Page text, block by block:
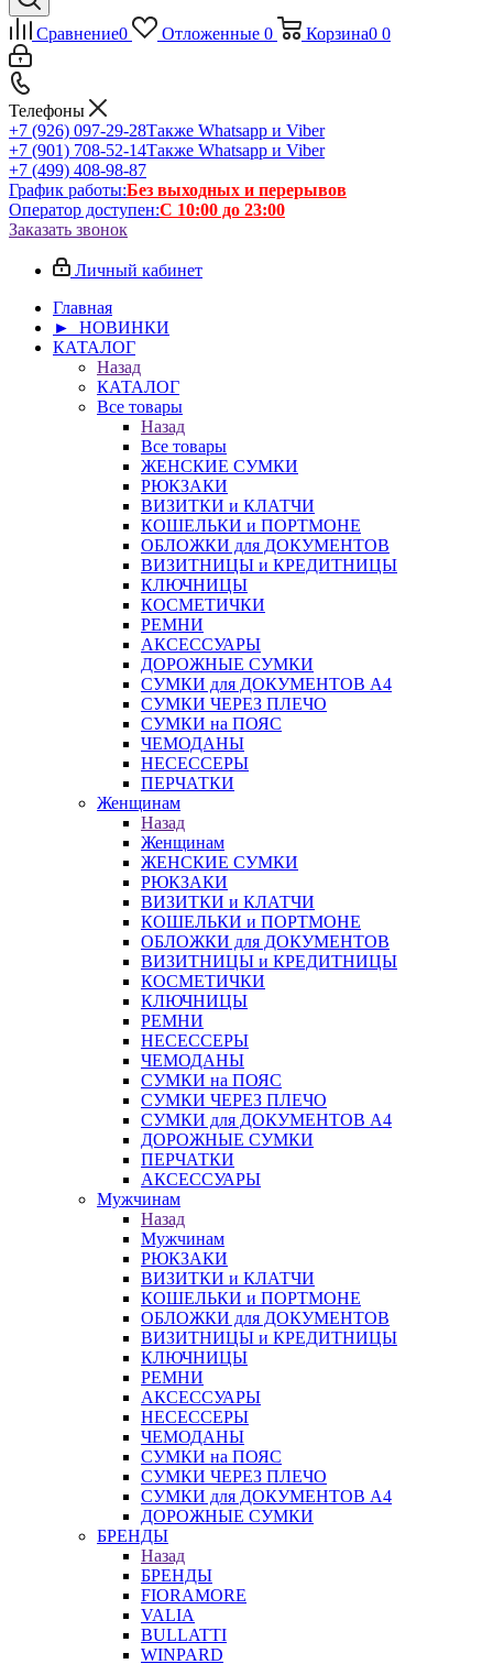
Сравнение0 Отложенные 0 Корзина0 0
Телефоны
+7 (926) 097-29-28Также Whatsapp и Viber
+7 (901) 708-52-14Также Whatsapp и Viber
+7 (499) 408-98-87
График работы:Без выходных и перерывов
Оператор доступен:С 10:00 до 23:00
Заказать звонок
Личный кабинет
Главная
► НОВИНКИ
КАТАЛОГ
Назад
КАТАЛОГ
Все товары
Назад
Все товары
ЖЕНСКИЕ СУМКИ
РЮКЗАКИ
ВИЗИТКИ и КЛАТЧИ
КОШЕЛЬКИ и ПОРТМОНЕ
ОБЛОЖКИ для ДОКУМЕНТОВ
ВИЗИТНИЦЫ и КРЕДИТНИЦЫ
КЛЮЧНИЦЫ
КОСМЕТИЧКИ
РЕМНИ
АКСЕССУАРЫ
ДОРОЖНЫЕ СУМКИ
СУМКИ для ДОКУМЕНТОВ А4
СУМКИ ЧЕРЕЗ ПЛЕЧО
СУМКИ на ПОЯС
ЧЕМОДАНЫ
НЕСЕССЕРЫ
ПЕРЧАТКИ
Женщинам
Назад
Женщинам
ЖЕНСКИЕ СУМКИ
РЮКЗАКИ
ВИЗИТКИ и КЛАТЧИ
КОШЕЛЬКИ и ПОРТМОНЕ
ОБЛОЖКИ для ДОКУМЕНТОВ
ВИЗИТНИЦЫ и КРЕДИТНИЦЫ
КОСМЕТИЧКИ
КЛЮЧНИЦЫ
РЕМНИ
НЕСЕССЕРЫ
ЧЕМОДАНЫ
СУМКИ на ПОЯС
СУМКИ ЧЕРЕЗ ПЛЕЧО
СУМКИ для ДОКУМЕНТОВ А4
ДОРОЖНЫЕ СУМКИ
ПЕРЧАТКИ
АКСЕССУАРЫ
Мужчинам
Назад
Мужчинам
РЮКЗАКИ
ВИЗИТКИ и КЛАТЧИ
КОШЕЛЬКИ и ПОРТМОНЕ
ОБЛОЖКИ для ДОКУМЕНТОВ
ВИЗИТНИЦЫ и КРЕДИТНИЦЫ
КЛЮЧНИЦЫ
РЕМНИ
АКСЕССУАРЫ
НЕСЕССЕРЫ
ЧЕМОДАНЫ
СУМКИ на ПОЯС
СУМКИ ЧЕРЕЗ ПЛЕЧО
СУМКИ для ДОКУМЕНТОВ А4
ДОРОЖНЫЕ СУМКИ
БРЕНДЫ
Назад
БРЕНДЫ
FIORAMORE
VALIA
BULLATTI
WINPARD